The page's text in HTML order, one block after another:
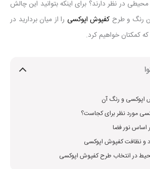
در نظر دارند؟ برای اینکه بتوانید این چالش
رنگ و طرح کفپوش اپوکسی را از میان بردارید در
که کمکتان خواهیم کرد.
اپوکسی و رنگ آن
مورد نظر برای کجاست؟
اساس نور فضا
و نظافت کفپوش اپوکسی
در انتخاب طرح کفپوش اپوکسی